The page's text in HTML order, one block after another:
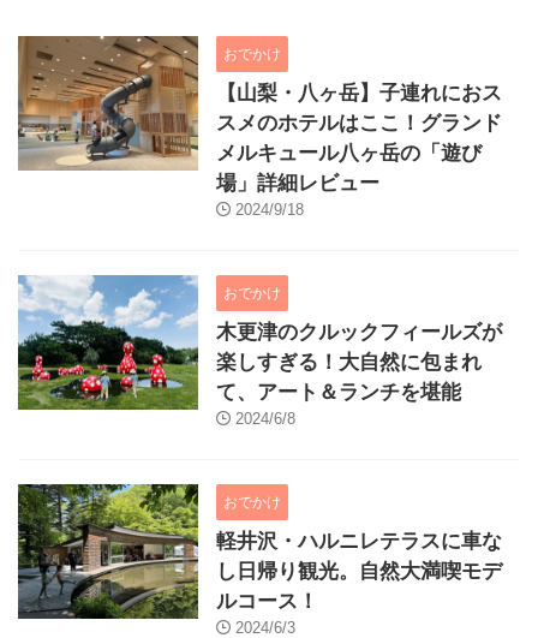
おでかけ
【山梨・八ヶ岳】子連れにおス
スメのホテルはここ！グランド
メルキュール八ヶ岳の「遊び
場」詳細レビュー
2024/9/18
おでかけ
木更津のクルックフィールズが
楽しすぎる！大自然に包まれ
て、アート＆ランチを堪能
2024/6/8
おでかけ
軽井沢・ハルニレテラスに車な
し日帰り観光。自然大満喫モデ
ルコース！
2024/6/3